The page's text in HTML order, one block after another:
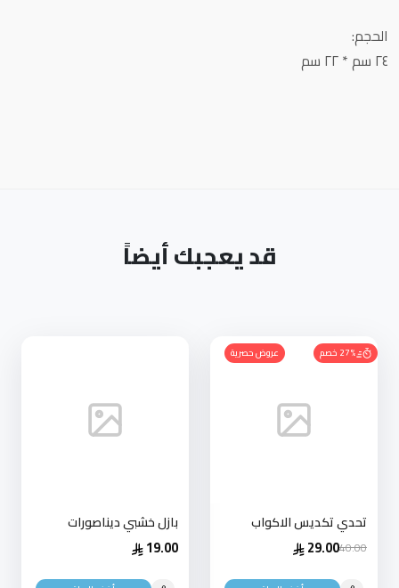
الحجم:
٢٤ سم * ٢٢ سم
قد يعجبك أيضاً
27% خصم عروض حصرية
تحدي تكديس الاكواب
40.00
29.00
بازل خشبي ديناصورات
19.00